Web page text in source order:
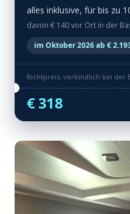
alles inklusive, für bis zu
davon € 140 vor Ort in der
im Oktober 2026 ab €
Richtpreis, verbindlich bei der
€ 318